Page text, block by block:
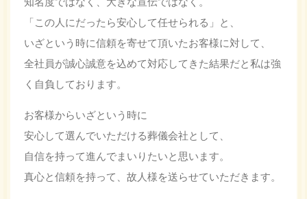
「この人にだったら安心して任せられる」と、
いざという時に信頼を寄せて頂いたお客様に対して、
全社員が誠心誠意を込めて対応してきた結果だと私は強
く自負しております。
お客様からいざという時に
安心して選んでいただける葬儀会社として、
自信を持って進んでまいりたいと思います。
真心と信頼を持って、故人様を送らせていただきます。